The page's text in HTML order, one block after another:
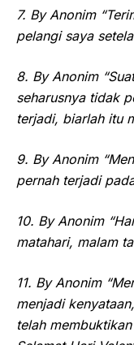
7. By Anonim
pelangi saya
8. By Anonim
seharusnya tidak
terjadi, biarlah itu
9. By Anonim
pernah terjadi
10. By Anonim
matahari, malam
11. By Anonim
menjadi
telah